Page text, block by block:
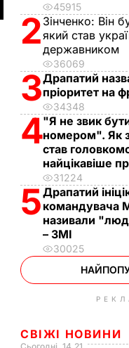
45915
2 Зінченко: Він
який став
державником
36069
3Драпатий
пріоритет на
34348
4"Я не звик
номером". Як
став
найцікавіше
31224
5Драпатий
командувача
називали
– ЗМІ
30025
СВІЖІ НОВИНИ